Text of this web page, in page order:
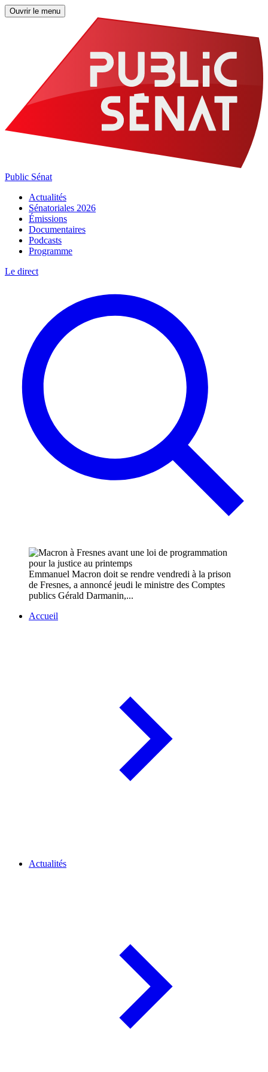
Ouvrir le menu
Public Sénat
Actualités
Sénatoriales 2026
Émissions
Documentaires
Podcasts
Programme
Le direct
Emmanuel Macron doit se rendre vendredi à la prison
de Fresnes, a annoncé jeudi le ministre des Comptes
publics Gérald Darmanin,...
Accueil
Actualités